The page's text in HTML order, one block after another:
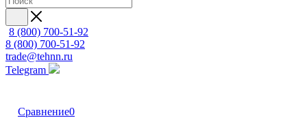
8 (800) 700-51-92
8 (800) 700-51-92
trade@tehnn.ru
Telegram
Сравнение0